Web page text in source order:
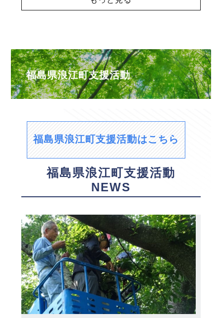
福島県浪江町支援活動
福島県浪江町支援活動はこちら
福島県浪江町支援活動
NEWS